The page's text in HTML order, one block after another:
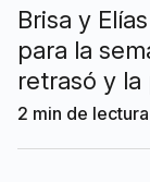
Brisa y
para la
retrasó y
el mismo
soplaba 39
2 min de lectura